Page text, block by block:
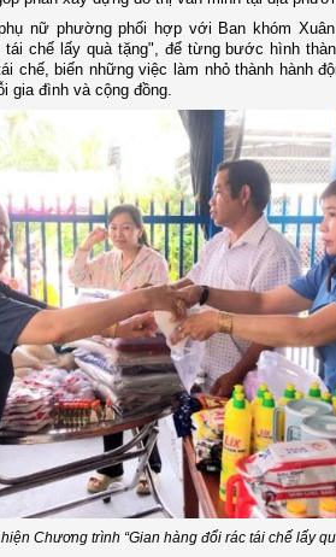
nữ phường phối hợp với Ban khóm
tái chế lấy quà tặng", để từng bước hình
chế, biến những việc làm nhỏ thành hành
gia đình và cộng đồng.
Chương trình “Gian hàng đổi rác tái chế lấy